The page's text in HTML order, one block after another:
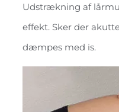
Udstrækning af
effekt. Sker der
dæmpes med is.